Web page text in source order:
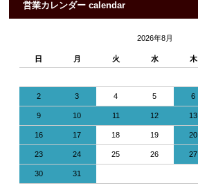
営業カレンダー calendar
2026年8月
日 月 火 水 木
2 3 4 5 6
9 10 11 12 13
16 17 18 19 20
23 24 25 26 27
30 31